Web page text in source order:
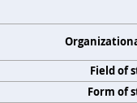
Field of
Form of